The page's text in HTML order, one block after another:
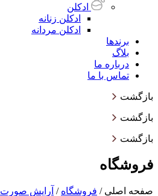
ادکلن
ادکلن زنانه
ادکلن مردانه
برندها
بلاگ
درباره ما
تماس با ما
بازگشت
بازگشت
بازگشت
فروشگاه
صفحه اصلی / فروشگاه / آرایش صورت